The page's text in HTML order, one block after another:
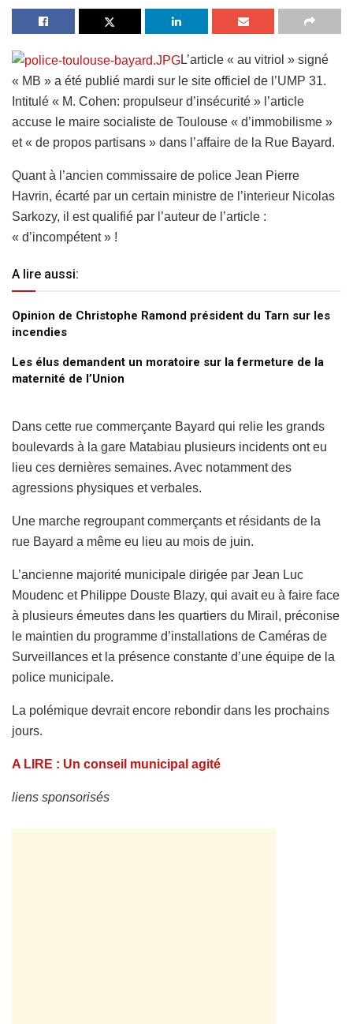
L’article « au vitriol » signé
« MB » a été publié mardi sur le site officiel de l’UMP 31.
Intitulé « M. Cohen: propulseur d’insécurité » l’article
accuse le maire socialiste de Toulouse « d’immobilisme »
et « de propos partisans » dans l’affaire de la Rue Bayard.
Quant à l’ancien commissaire de police Jean Pierre
Havrin, écarté par un certain ministre de l’interieur Nicolas
Sarkozy, il est qualifié par l’auteur de l’article :
« d’incompétent » !
A lire aussi:
Opinion de Christophe Ramond président du Tarn sur les
incendies
Les élus demandent un moratoire sur la fermeture de la
maternité de l’Union
Dans cette rue commerçante Bayard qui relie les grands
boulevards à la gare Matabiau plusieurs incidents ont eu
lieu ces dernières semaines. Avec notamment des
agressions physiques et verbales.
Une marche regroupant commerçants et résidants de la
rue Bayard a même eu lieu au mois de juin.
L’ancienne majorité municipale dirigée par Jean Luc
Moudenc et Philippe Douste Blazy, qui avait eu à faire face
à plusieurs émeutes dans les quartiers du Mirail, préconise
le maintien du programme d’installations de Caméras de
Surveillances et la présence constante d’une équipe de la
police municipale.
La polémique devrait encore rebondir dans les prochains
jours.
A LIRE : Un conseil municipal agité
liens sponsorisés